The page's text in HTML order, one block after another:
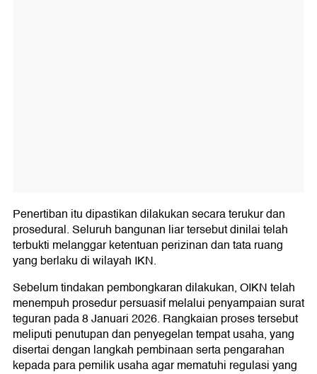
Penertiban itu dipastikan dilakukan secara terukur dan
prosedural. Seluruh bangunan liar tersebut dinilai telah
terbukti melanggar ketentuan perizinan dan tata ruang
yang berlaku di wilayah IKN.
Sebelum tindakan pembongkaran dilakukan, OIKN telah
menempuh prosedur persuasif melalui penyampaian surat
teguran pada 8 Januari 2026. Rangkaian proses tersebut
meliputi penutupan dan penyegelan tempat usaha, yang
disertai dengan langkah pembinaan serta pengarahan
kepada para pemilik usaha agar mematuhi regulasi yang